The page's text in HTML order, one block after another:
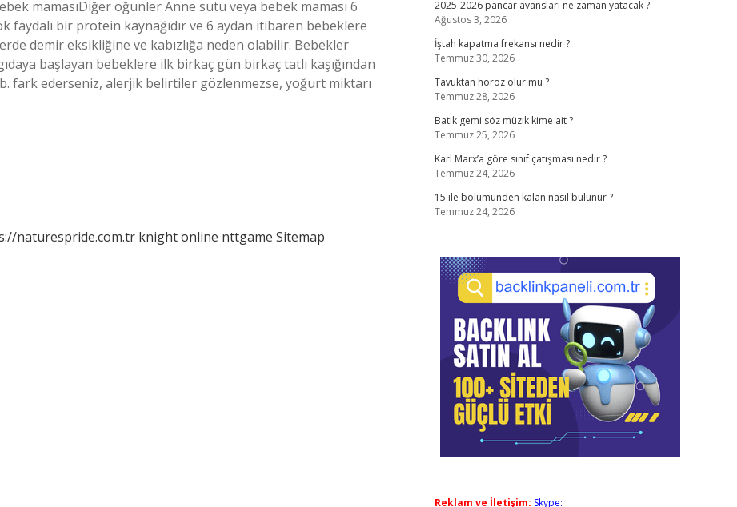
mamasıDiğer öğünler Anne sütü veya bebek maması 6
faydalı bir protein kaynağıdır ve 6 aydan itibaren bebeklere
demir eksikliğine ve kabızlığa neden olabilir. Bebekler
başlayan bebeklere ilk birkaç gün birkaç tatlı kaşığından
fark ederseniz, alerjik belirtiler gözlenmezse, yoğurt miktarı
naturespride.com.tr knight online nttgame Sitemap
2025-2026 pancar avansları ne zaman yatacak ?
Ağustos 3, 2026
İştah kapatma frekansı nedir ?
Temmuz 30, 2026
Tavuktan horoz olur mu ?
Temmuz 28, 2026
Batık gemi söz müzik kime ait ?
Temmuz 25, 2026
Karl Marx’a göre sınıf çatışması nedir ?
Temmuz 24, 2026
15 ile bolumünden kalan nasıl bulunur ?
Temmuz 24, 2026
Reklam ve İletişim: Skype: